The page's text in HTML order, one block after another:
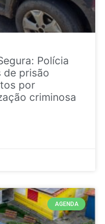
Polícia
de prisão
por
criminosa
AGENDA